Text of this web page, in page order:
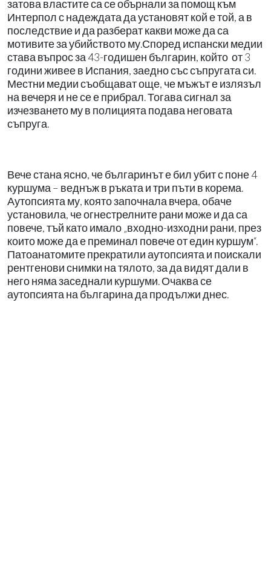
затова властите са се обърнали за помощ към
Интерпол с надеждата да установят кой е той, а в
последствие и да разберат какви може да са
мотивите за убийството му.Според испански медии
става въпрос за 43-годишен българин, който от 3
години живее в Испания, заедно със съпругата си.
Местни медии съобщават още, че мъжът е излязъл
на вечеря и не се е прибрал. Тогава сигнал за
изчезването му в полицията подава неговата
съпруга.
Вече стана ясно, че българинът е бил убит с поне 4
куршума – веднъж в ръката и три пъти в корема.
Аутопсията му, която започнала вчера, обаче
установила, че огнестрелните рани може и да са
повече, тъй като имало „входно-изходни рани, през
които може да е преминал повече от един куршум“.
Патоанатомите прекратили аутопсията и поискали
рентгенови снимки на тялото, за да видят дали в
него няма заседнали куршуми. Очаква се
аутопсията на българина да продължи днес.